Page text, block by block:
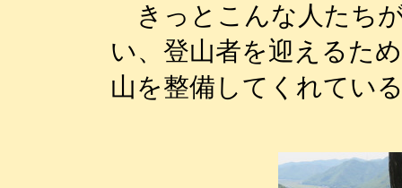
きっとこんな人たち
い、登山者を迎えるた
山を整備してくれてい